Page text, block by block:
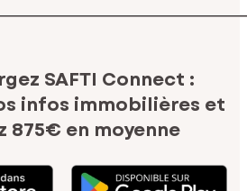
SAFTI Connect :
infos immobilières et
875€ en moyenne